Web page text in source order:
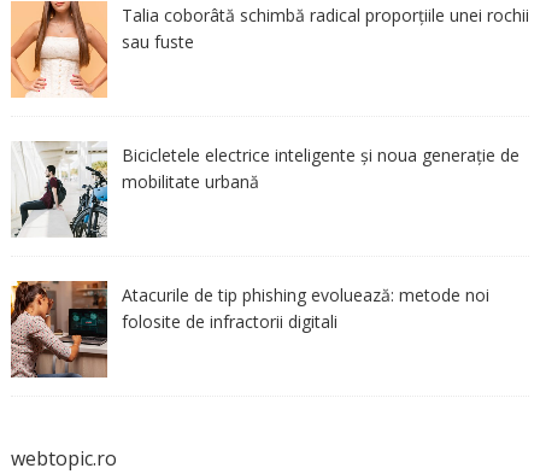
Talia coborâtă schimbă radical proporțiile unei rochii
sau fuste
Bicicletele electrice inteligente și noua generație de
mobilitate urbană
Atacurile de tip phishing evoluează: metode noi
folosite de infractorii digitali
webtopic.ro